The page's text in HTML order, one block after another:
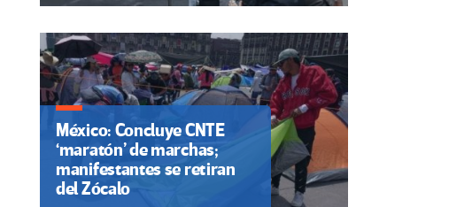
México: Concluye CNTE
‘maratón’ de marchas;
manifestantes se retiran
del Zócalo